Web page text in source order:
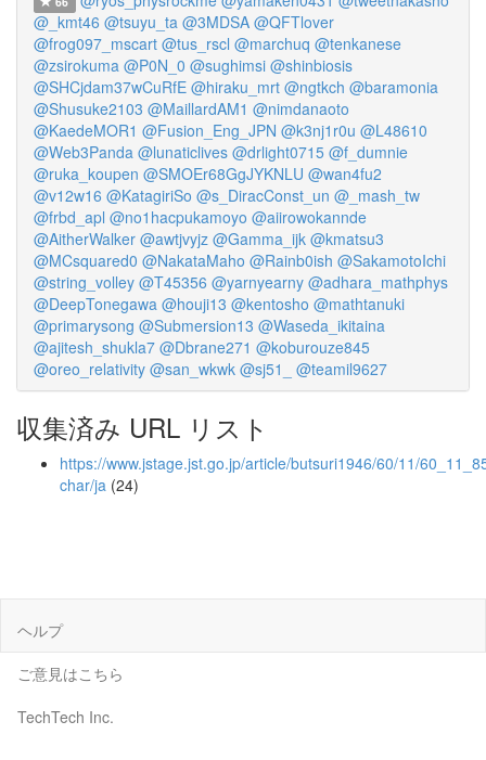
@_kmt46 @tsuyu_ta @3MDSA @QFTlover
@frog097_mscart @tus_rscl @marchuq @tenkanese
@zsirokuma @P0N_0 @sughimsi @shinbiosis
@SHCjdam37wCuRfE @hiraku_mrt @ngtkch @baramonia
@Shusuke2103 @MaillardAM1 @nimdanaoto
@KaedeMOR1 @Fusion_Eng_JPN @k3nj1r0u @L48610
@Web3Panda @lunaticlives @drlight0715 @f_dumnie
@ruka_koupen @SMOEr68GgJYKNLU @wan4fu2
@v12w16 @KatagiriSo @s_DiracConst_un @_mash_tw
@frbd_apl @no1hacpukamoyo @aiirowokannde
@AitherWalker @awtjvyjz @Gamma_ijk @kmatsu3
@MCsquared0 @NakataMaho @Rainb0ish @SakamotoIchi
@string_volley @T45356 @yarnyearny @adhara_mathphys
@DeepTonegawa @houji13 @kentosho @mathtanuki
@primarysong @Submersion13 @Waseda_ikitaina
@ajitesh_shukla7 @Dbrane271 @koburouze845
@oreo_relativity @san_wkwk @sj51_ @teamil9627
収集済み URL リスト
https://www.jstage.jst.go.jp/article/butsuri1946/60/11/
char/ja (24)
ヘルプ
ご意見はこちら
TechTech Inc.